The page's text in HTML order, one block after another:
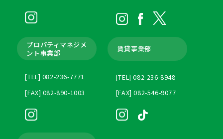
プロパティマネジメ
ント事業部
[TEL] 082-236-7771
[FAX] 082-890-1003
賃貸事業部
[TEL] 082-236-8948
[FAX] 082-546-9077